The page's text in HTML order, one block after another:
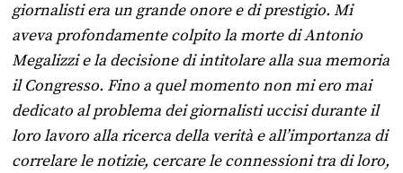
giornalisti era un grande onore e di prestigio. Mi
aveva profondamente colpito la morte di Antonio
Megalizzi e la decisione di intitolare alla sua memoria
il Congresso. Fino a quel momento non mi ero mai
dedicato al problema dei giornalisti uccisi durante il
loro lavoro alla ricerca della verità e all’importanza di
correlare le notizie, cercare le connessioni tra di loro,